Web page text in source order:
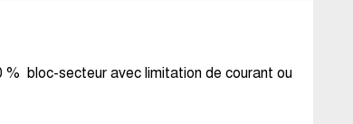
% bloc-secteur avec limitation de courant ou